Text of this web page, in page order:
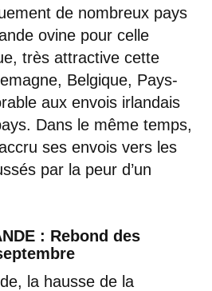
de nombreux pays
ovine pour celle
très attractive cette
Belgique, Pays-
aux envois irlandais
Dans le même temps,
ses envois vers les
par la peur d’un
: Rebond des
la hausse de la